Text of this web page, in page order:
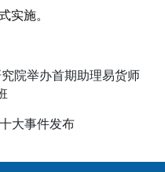
实施。
院举办首期助理易货师
大事件发布